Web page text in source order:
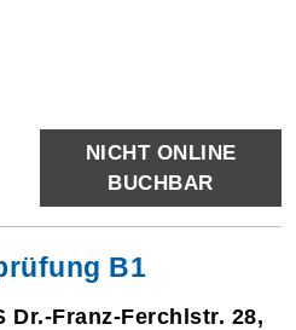
NICHT ONLINE
BUCHBAR
B1
Dr.-Franz-Ferchlstr. 28,